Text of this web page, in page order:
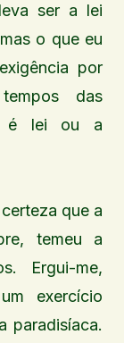
ser a lei
o que eu
por
das
é lei ou a
que a
temeu a
Ergui-me,
exercício
paradisíaca.